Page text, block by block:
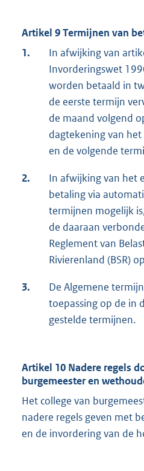
Artikel 9 Termijnen van
1.
In afwijking van
Invorderingswet
worden betaald in
de eerste termijn
de maand volgend
dagtekening van
en de volgende
2.
In afwijking van het
betaling via
termijnen mogelijk
de daaraan
Reglement van
Rivierenland (BSR)
3.
De Algemene
toepassing op de in
gestelde termijnen.
Artikel 10 Nadere regels
burgemeester en
Het college van
nadere regels geven met
en de invordering van de